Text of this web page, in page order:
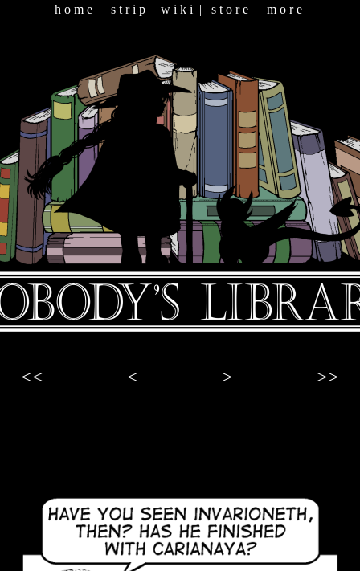
h o m e | s t r i p | w i k i | s t o r e | m o r e
<< < > >>